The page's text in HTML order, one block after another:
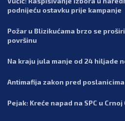
podnijeću ostavku prije kampanje
Požar u Blizikućama brzo se
površinu
Na kraju jula manje od 24 hiljade
Antimafija zakon pred
Pejak: Kreće napad na SPC u Crnoj